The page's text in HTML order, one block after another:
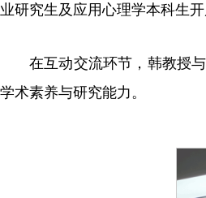
业研究生及应用心理学本科生
在互动交流环节，韩教授
学术素养与研究能力。